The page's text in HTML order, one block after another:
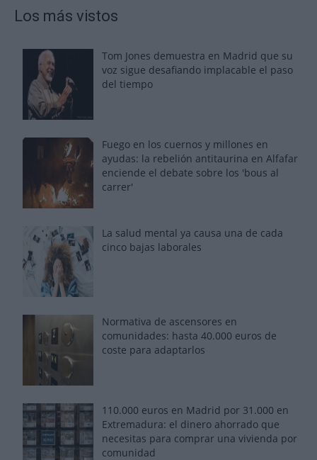
Los más vistos
Tom Jones demuestra en Madrid que su
voz sigue desafiando implacable el paso
del tiempo
Fuego en los cuernos y millones en
ayudas: la rebelión antitaurina en Alfafar
enciende el debate sobre los 'bous al
carrer'
La salud mental ya causa una de cada
cinco bajas laborales
Normativa de ascensores en
comunidades: hasta 40.000 euros de
coste para adaptarlos
110.000 euros en Madrid por 31.000 en
Extremadura: el dinero ahorrado que
necesitas para comprar una vivienda por
comunidad